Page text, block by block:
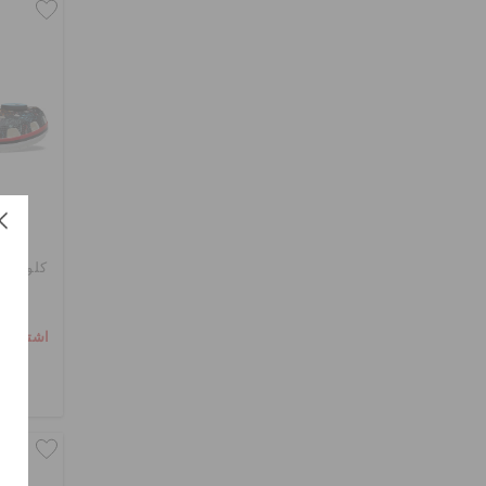
كلوغ
اشترِ 2 واحصل على 25% خصم